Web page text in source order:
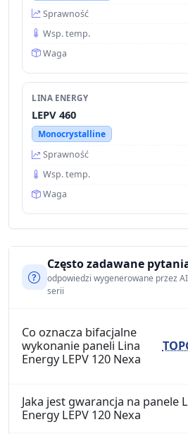
Sprawność
Wsp. temp.
Waga
LINA ENERGY
LEPV 460
Monocrystalline
Sprawność
Wsp. temp.
Waga
Często zadawane
odpowiedzi wygenerowane przez
serii
Co oznacza bifacjalne
wykonanie paneli Lina
Energy LEPV 120 Nexa
Jaka jest gwarancja na panele
Energy LEPV 120 Nexa